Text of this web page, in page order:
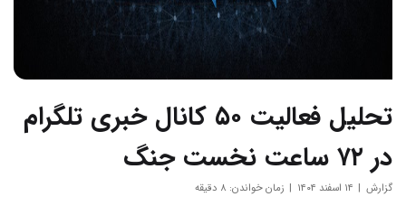
تحلیل فعالیت ۵۰ کانال‌ خبری تلگرام
در ۷۲ ساعت نخست جنگ
گزارش ۱۴ اسفند ۱۴۰۴ زمان خواندن: ۸ دقیقه